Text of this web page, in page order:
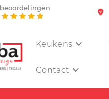
beoordelingen
Keukens
Contact